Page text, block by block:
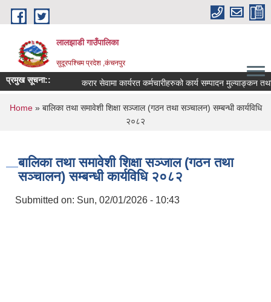
Skip to main content
लालझाडी गाउँपालिका
सुदूरपश्चिम प्रदेश ,कंचनपुर
प्रमुख सूचना:: करार सेवामा कार्यरत कर्मचारीहरुको कार्य सम्पादन मुल्याङ्कन
You are here
Home» बालिका तथा समावेशी शिक्षा सञ्जाल (गठन तथा सञ्चालन) सम्बन्धी कार्यविधि
२०८२
बालिका तथा समावेशी शिक्षा सञ्जाल (गठन तथा
सञ्चालन) सम्बन्धी कार्यविधि २०८२
Submitted on: Sun, 02/01/2026 - 10:43